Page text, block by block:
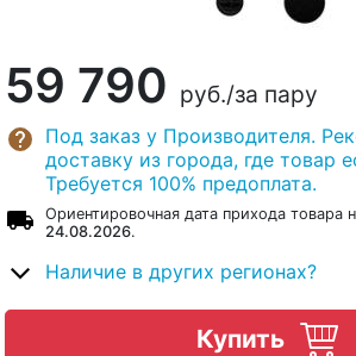
59 790 руб./за пару
Под заказ у Производителя.
доставку из города, где товар
Требуется 100% предоплата.
Ориентировочная дата прихода товара
24.08.2026.
Наличие в других регионах?
Купить